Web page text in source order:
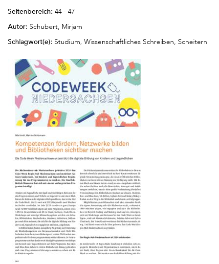
Seitenbereich: 44 - 47
Autor: Schubert, Mirjam
Schlagwort(e): Studium, Wissenschaftliches Schreiben, Scheitern